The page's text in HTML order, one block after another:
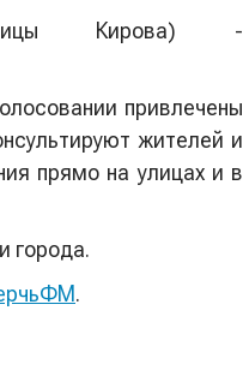
Кирова) -
привлечены
жителей и
прямо на улицах и в
города.
.